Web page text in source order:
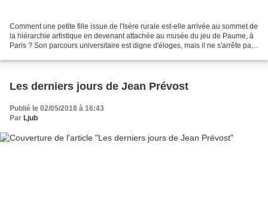
Comment une petite fille issue de l'Isère rurale est-elle arrivée au sommet de
la hiérarchie artistique en devenant attachée au musée du jeu de Paume, à
Paris ? Son parcours universitaire est digne d'éloges, mais il ne s'arrête pas
Les derniers jours de Jean Prévost
Publié le 02/05/2018 à 16:43
Par Ljub